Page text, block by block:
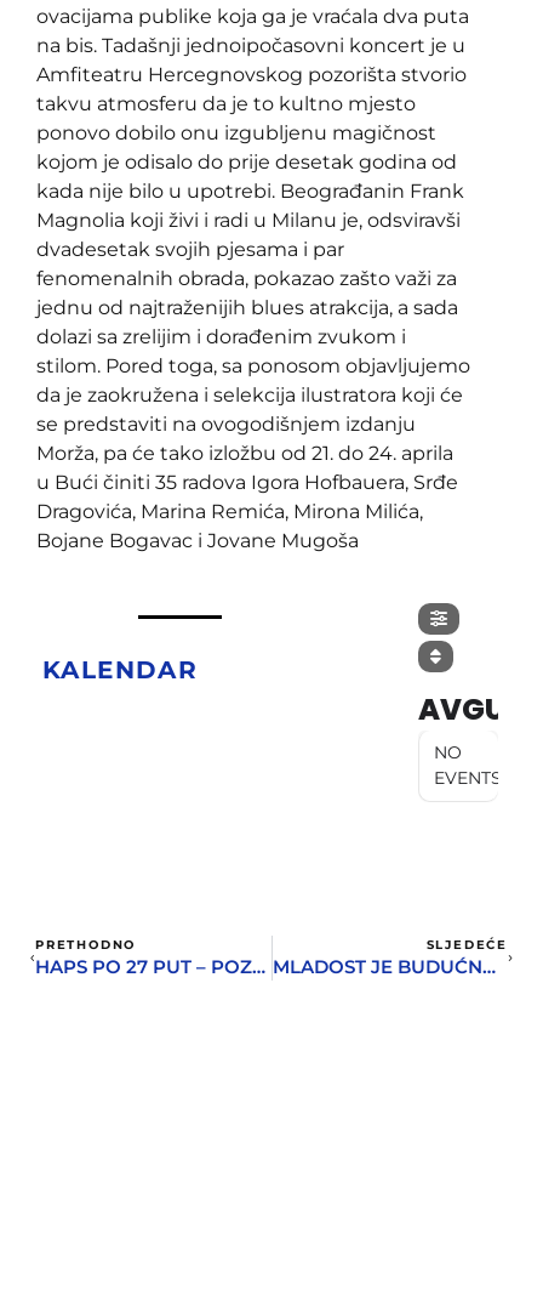
ovacijama publike koja ga je vraćala dva puta
na bis. Tadašnji jednoipočasovni koncert je u
Amfiteatru Hercegnovskog pozorišta stvorio
takvu atmosferu da je to kultno mjesto
ponovo dobilo onu izgubljenu magičnost
kojom je odisalo do prije desetak godina od
kada nije bilo u upotrebi. Beograđanin Frank
Magnolia koji živi i radi u Milanu je, odsviravši
dvadesetak svojih pjesama i par
fenomenalnih obrada, pokazao zašto važi za
jednu od najtraženijih blues atrakcija, a sada
dolazi sa zrelijim i dorađenim zvukom i
stilom. Pored toga, sa ponosom objavljujemo
da je zaokružena i selekcija ilustratora koji će
se predstaviti na ovogodišnjem izdanju
Morža, pa će tako izložbu od 21. do 24. aprila
u Bući činiti 35 radova Igora Hofbauera, Srđe
Dragovića, Marina Remića, Mirona Milića,
Bojane Bogavac i Jovane Mugoša
KALENDAR
AVGUST
NO
EVENTS
PRETHODNO
HAPS PO 27 PUT – POZOR IŠTE POZORIŠTE
SLJEDEĆE
MLADOST JE BUDUĆNOST NAŠE ZAJEDNIČKE EVROPE